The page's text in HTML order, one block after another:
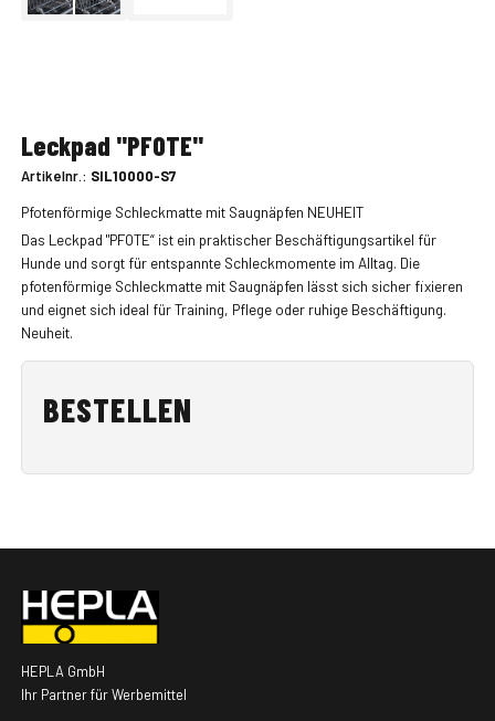
Leckpad "PFOTE"
Artikelnr.: SIL10000-S7
Pfotenförmige Schleckmatte mit Saugnäpfen NEUHEIT
Das Leckpad "PFOTE“ ist ein praktischer Beschäftigungsartikel für
Hunde und sorgt für entspannte Schleckmomente im Alltag. Die
pfotenförmige Schleckmatte mit Saugnäpfen lässt sich sicher fixieren
und eignet sich ideal für Training, Pflege oder ruhige Beschäftigung.
Neuheit.
BESTELLEN
HEPLA GmbH
Ihr Partner für Werbemittel